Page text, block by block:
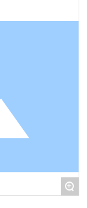
+